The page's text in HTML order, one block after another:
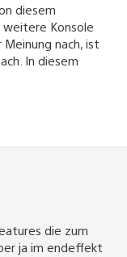
diesem
weitere Konsole
nach, ist
In diesem
die zum
ja im endeffekt